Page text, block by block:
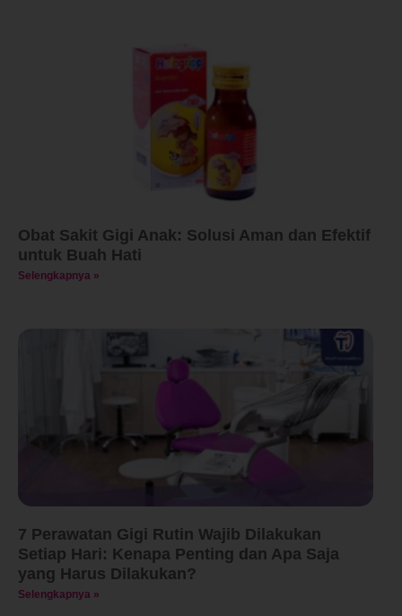
Obat Sakit Gigi Anak: Solusi Aman dan Efektif
untuk Buah Hati
Selengkapnya »
7 Perawatan Gigi Rutin Wajib Dilakukan
Setiap Hari: Kenapa Penting dan Apa Saja
yang Harus Dilakukan?
Selengkapnya »